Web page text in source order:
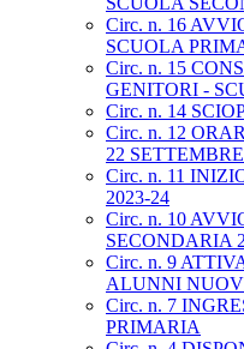
Circ. n. 16
SCUOLA
Circ. n. 15
GENITORI -
Circ. n. 14
Circ. n. 12
22
Circ. n. 11
2023-24
Circ. n. 10
SECONDARIA
Circ. n. 9
ALUNNI
Circ. n. 7
PRIMARIA